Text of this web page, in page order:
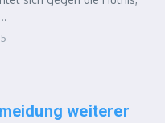
weiterer